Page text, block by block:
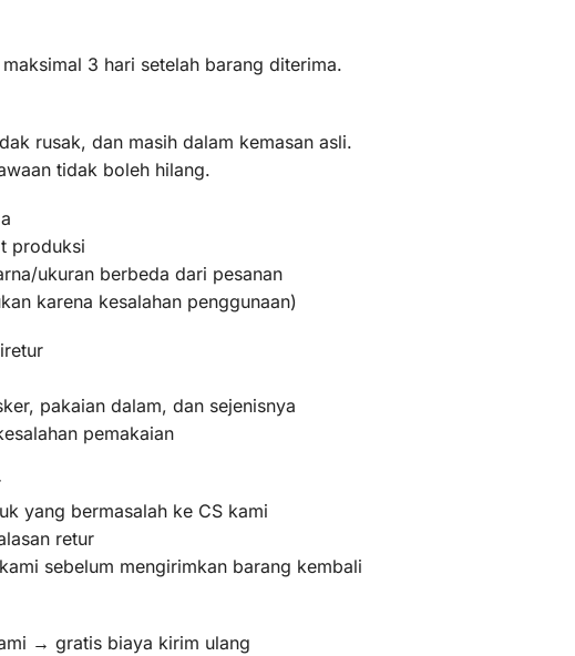
3 hari setelah barang diterima.
rusak, dan masih dalam kemasan asli.
tidak boleh hilang.
produksi
ukuran berbeda dari pesanan
karena kesalahan penggunaan)
pakaian dalam, dan sejenisnya
pemakaian
yang bermasalah ke CS kami
retur
sebelum mengirimkan barang kembali
→ gratis biaya kirim ulang